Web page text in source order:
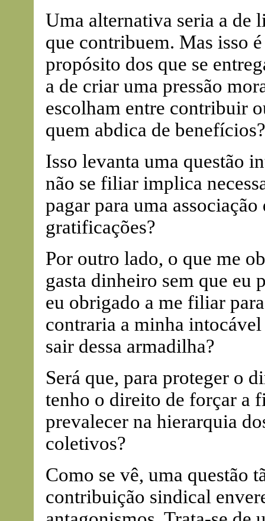
Uma alternativa seria a de
que contribuem. Mas isso
propósito dos que se
a de criar uma pressão
escolham entre contribuir
quem abdica de benefícios?
Isso levanta uma questão
não se filiar implica
pagar para uma
gratificações?
Por outro lado, o que me
gasta dinheiro sem que eu
eu obrigado a me filiar
contraria a minha
sair dessa armadilha?
Será que, para proteger o
tenho o direito de forçar a
prevalecer na hierarquia
coletivos?
Como se vê, uma questão
contribuição sindical